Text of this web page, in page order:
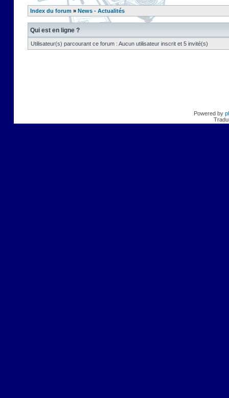
Index du forum » News - Actualités
Qui est en ligne ?
Utilisateur(s) parcourant ce forum : Aucun utilisateur inscrit et 5 invité(s)
Powered by